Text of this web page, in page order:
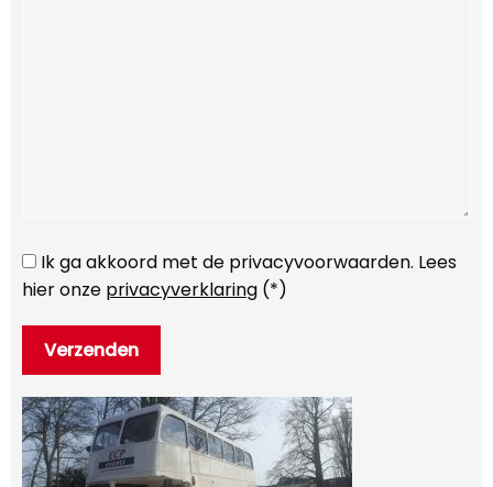
Ik ga akkoord met de privacyvoorwaarden. Lees
hier onze privacyverklaring (*)